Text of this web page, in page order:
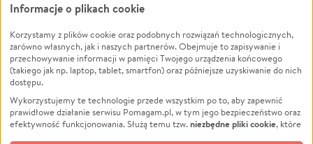
Leczenie
Zwierzęta
Pożar
Ukraina
Pomoc Finansowa
Projekty
Powódź
Wichura
NGO
Edukacja
Podróż
Informacje o plikach cookie
Korzystamy z plików cookie oraz podobnych rozwiązań technologicznych,
zarówno własnych, jak i naszych partnerów. Obejmuje to zapisywanie i
przechowywanie informacji w pamięci Twojego urządzenia końcowego
(takiego jak np. laptop, tablet, smartfon) oraz późniejsze uzyskiwanie do nich
dostępu.
Wykorzystujemy te technologie przede wszystkim po to, aby zapewnić
prawidłowe działanie serwisu Pomagam.pl, w tym jego bezpieczeństwo oraz
efektywność funkcjonowania. Służą temu tzw.niezbędne pliki cookie, które